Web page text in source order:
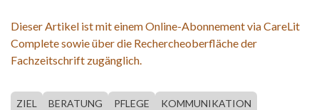
Dieser Artikel ist mit einem Online-Abonnement via CareLit
Complete sowie über die Rechercheoberfläche der
Fachzeitschrift zugänglich.
ZIEL BERATUNG PFLEGE
KOMMUNIKATION